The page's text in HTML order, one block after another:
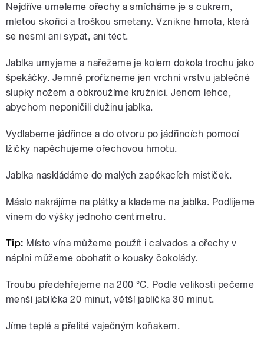
Nejdříve umeleme ořechy a smícháme je s cukrem,
mletou skořicí a troškou smetany. Vznikne hmota, která
se nesmí ani sypat, ani téct.
Jablka umyjeme a nařežeme je kolem dokola trochu jako
špekáčky. Jemně prořízneme jen vrchní vrstvu jablečné
slupky nožem a obkroužíme kružnici. Jenom lehce,
abychom neponičili dužinu jablka.
Vydlabeme jádřince a do otvoru po jádřincích pomocí
lžičky napěchujeme ořechovou hmotu.
Jablka naskládáme do malých zapékacích mističek.
Máslo nakrájíme na plátky a klademe na jablka. Podlijeme
vínem do výšky jednoho centimetru.
Tip: Místo vína můžeme použít i calvados a ořechy v
náplni můžeme obohatit o kousky čokolády.
Troubu předehřejeme na 200 °C. Podle velikosti pečeme
menší jablíčka 20 minut, větší jablíčka 30 minut.
Jíme teplé a přelité vaječným koňakem.